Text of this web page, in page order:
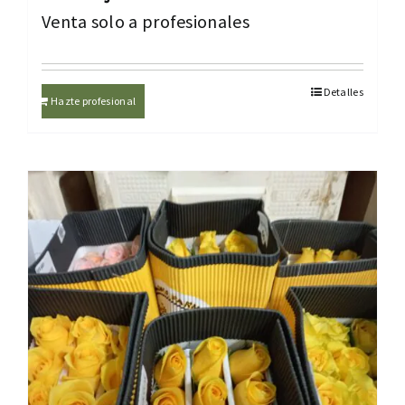
Venta solo a profesionales
Hazte profesional
Detalles